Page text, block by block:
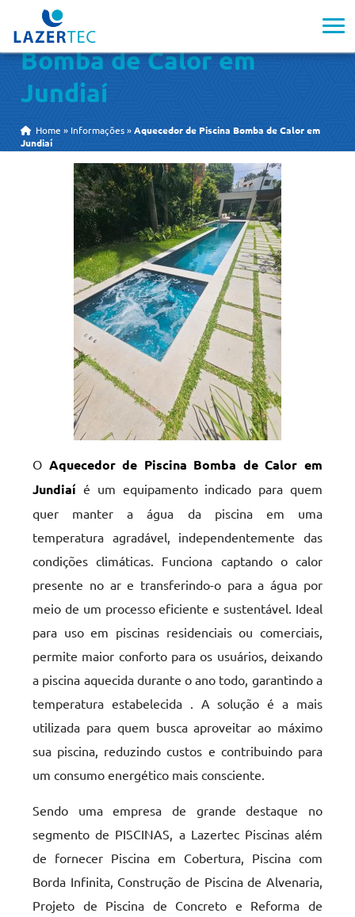
Aquecedor de Piscina
Bomba de Calor em
Jundiaí
Home » Informações »Aquecedor de Piscina Bomba de Calor em
Jundiaí
O Aquecedor de Piscina Bomba de Calor em
Jundiaí é um equipamento indicado para quem
quer manter a água da piscina em uma
temperatura agradável, independentemente das
condições climáticas. Funciona captando o calor
presente no ar e transferindo-o para a água por
meio de um processo eficiente e sustentável. Ideal
para uso em piscinas residenciais ou comerciais,
permite maior conforto para os usuários, deixando
a piscina aquecida durante o ano todo, garantindo a
temperatura estabelecida . A solução é a mais
utilizada para quem busca aproveitar ao máximo
sua piscina, reduzindo custos e contribuindo para
um consumo energético mais consciente.
Sendo uma empresa de grande destaque no
segmento de PISCINAS, a Lazertec Piscinas além
de fornecer Piscina em Cobertura, Piscina com
Borda Infinita, Construção de Piscina de Alvenaria,
Projeto de Piscina de Concreto e Reforma de